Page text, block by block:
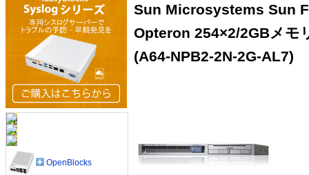
Sun Microsystems Sun
Opteron 254×2/2GBメモ
(A64-NPB2-2N-2G-AL7)
OpenBlocks